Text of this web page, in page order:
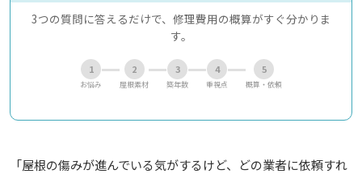
3つの質問に答えるだけで、修理費用の概算がすぐ分かりま
す。
1
お悩み
2
屋根素材
3
築年数
4
重視点
5
概算・依頼
「屋根の傷みが進んでいる気がするけど、どの業者に依頼すれ